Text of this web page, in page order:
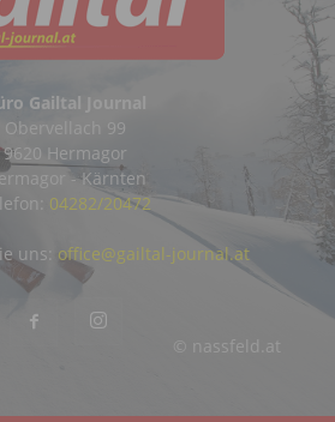
Gailtal Journal
Obervellach 99
9620 Hermagor
- Kärnten
04282/20472
© nassfeld.at
uns: office@gailtal-journal.at